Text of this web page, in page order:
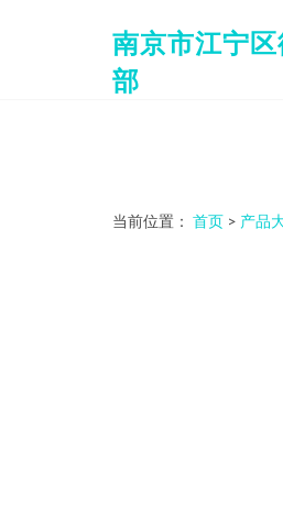
南京市江宁
部
当前位置： 首页 > 产品